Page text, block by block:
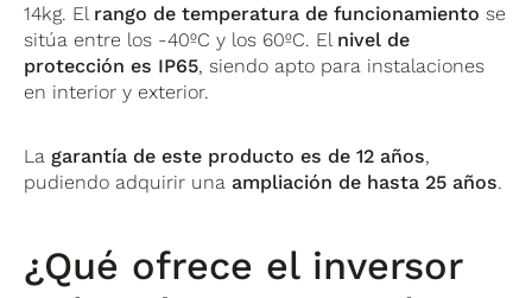
14kg. El rango de temperatura de funcionamiento se
sitúa entre los -40ºC y los 60ºC. El nivel de
protección es IP65, siendo apto para instalaciones
en interior y exterior.
La garantía de este producto es de 12 años,
pudiendo adquirir una ampliación de hasta 25 años.
¿Qué ofrece el inversor